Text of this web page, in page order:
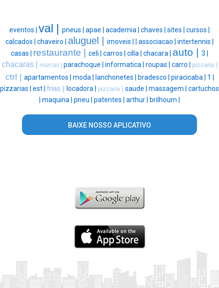
eventos | val | pneus | apae | academia | chaves | sites | cursos |
calcados | chaveiro | aluguel | imoveis | associacao | intertennis |
casas | restaurante | celi | carros | cilla | chacara | auto | 3 |
chacaras | marcas | parachoque | informatica | roupas | carro | pizzaria |
ctrl | apartamentos | moda | lanchonetes | bradesco | piracicaba | 1 |
pizzarias | est | frias | locadora | pizzaria | saude | massagem | cartuchos
maquina | pneu | patentes | arthur | brilhoum |
BAIXE NOSSO APLICATIVO